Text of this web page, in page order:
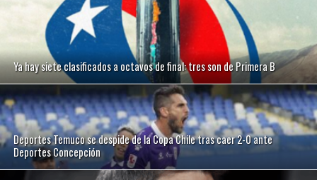
Ya hay siete clasificados a octavos de final: tres son de Primera B
Deportes Temuco se despide de la Copa Chile tras caer 2-0 ante
Deportes Concepción